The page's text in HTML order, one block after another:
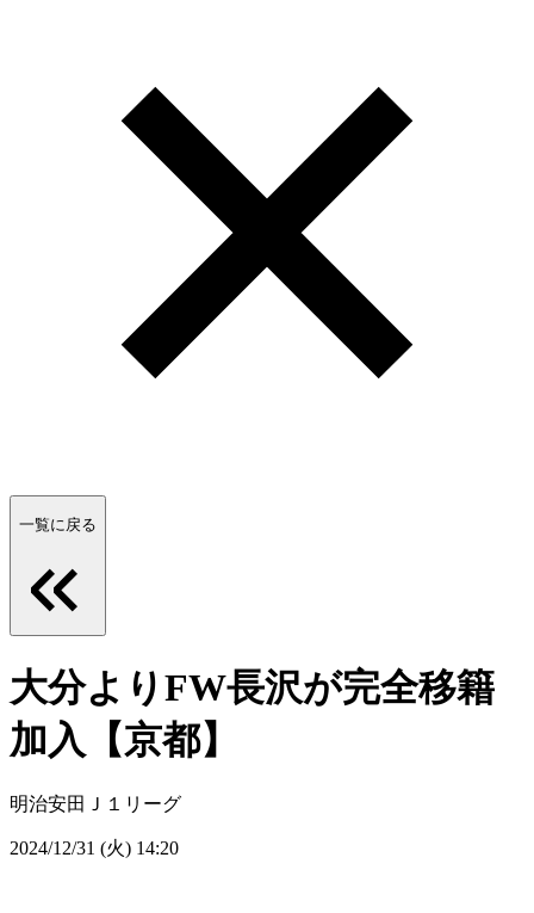
一覧に戻る
大分よりFW長沢が完全移籍
加入【京都】
明治安田Ｊ１リーグ
2024/12/31 (火) 14:20